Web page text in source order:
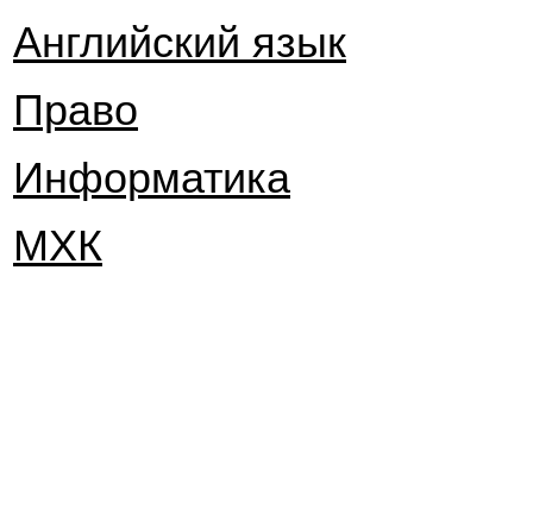
Английский язык
Право
Информатика
МХК